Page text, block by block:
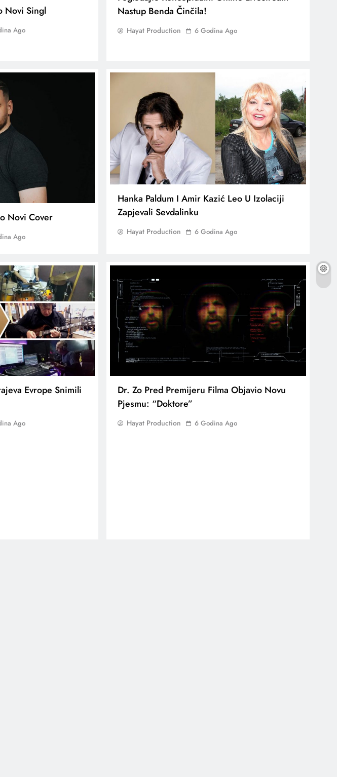
Novi Singl
Ago
Nastup Benda Činčila!
Hayat Production 6 Godina Ago
Novi Cover
Ago
Hanka Paldum I Amir Kazić Leo U Izolaciji
Zapjevali Sevdalinku
Hayat Production 6 Godina Ago
Evrope Snimili
Ago
Dr. Zo Pred Premijeru Filma Objavio Novu
Pjesmu: “Doktore”
Hayat Production 6 Godina Ago